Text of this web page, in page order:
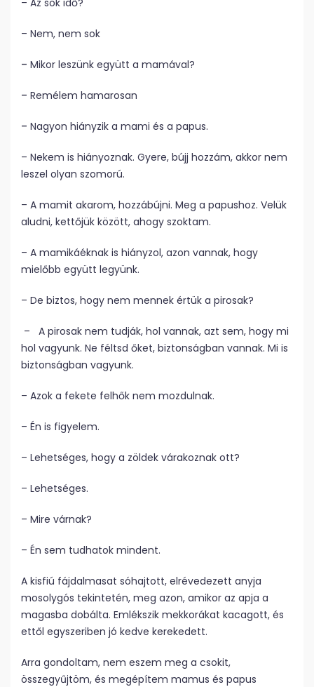
– Az sok idő?
– Nem, nem sok
– Mikor leszünk együtt a mamával?
– Remélem hamarosan
– Nagyon hiányzik a mami és a papus.
– Nekem is hiányoznak. Gyere, bújj hozzám, akkor nem
leszel olyan szomorú.
– A mamit akarom, hozzábújni. Meg a papushoz. Velük
aludni, kettőjük között, ahogy szoktam.
– A mamikáéknak is hiányzol, azon vannak, hogy
mielőbb együtt legyünk.
– De biztos, hogy nem mennek értük a pirosak?
– A pirosak nem tudják, hol vannak, azt sem, hogy mi
hol vagyunk. Ne féltsd őket, biztonságban vannak. Mi is
biztonságban vagyunk.
– Azok a fekete felhők nem mozdulnak.
– Én is figyelem.
– Lehetséges, hogy a zöldek várakoznak ott?
– Lehetséges.
– Mire várnak?
– Én sem tudhatok mindent.
A kisfiú fájdalmasat sóhajtott, elrévedezett anyja
mosolygós tekintetén, meg azon, amikor az apja a
magasba dobálta. Emlékszik mekkorákat kacagott, és
ettől egyszeriben jó kedve kerekedett.
Arra gondoltam, nem eszem meg a csokit,
összegyűjtöm, és megépítem mamus és papus